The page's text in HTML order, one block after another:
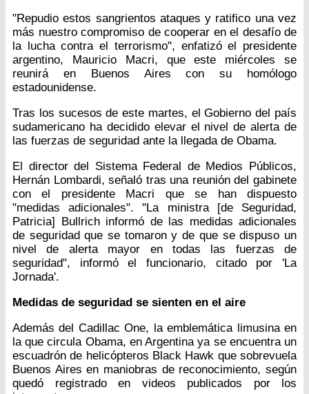
"Repudio estos sangrientos ataques y ratifico una vez
más nuestro compromiso de cooperar en el desafío de
la lucha contra el terrorismo", enfatizó el presidente
argentino, Mauricio Macri, que este miércoles se
reunirá en Buenos Aires con su homólogo
estadounidense.
Tras los sucesos de este martes, el Gobierno del país
sudamericano ha decidido elevar el nivel de alerta de
las fuerzas de seguridad ante la llegada de Obama.
El director del Sistema Federal de Medios Públicos,
Hernán Lombardi, señaló tras una reunión del gabinete
con el presidente Macri que se han dispuesto
"medidas adicionales". "La ministra [de Seguridad,
Patricia] Bullrich informó de las medidas adicionales
de seguridad que se tomaron y de que se dispuso un
nivel de alerta mayor en todas las fuerzas de
seguridad", informó el funcionario, citado por 'La
Jornada'.
Medidas de seguridad se sienten en el aire
Además del Cadillac One, la emblemática limusina en
la que circula Obama, en Argentina ya se encuentra un
escuadrón de helicópteros Black Hawk que sobrevuela
Buenos Aires en maniobras de reconocimiento, según
quedó registrado en videos publicados por los